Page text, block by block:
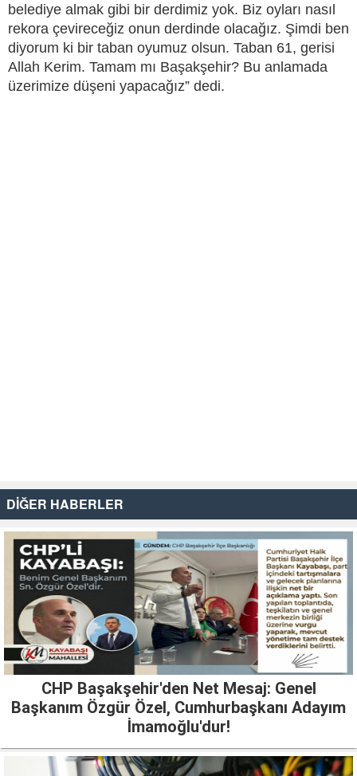
belediye almak gibi bir derdimiz yok. Biz oyları nasıl
rekora çevireceğiz onun derdinde olacağız. Şimdi ben
diyorum ki bir taban oyumuz olsun. Taban 61, gerisi
Allah Kerim. Tamam mı Başakşehir? Bu anlamada
üzerimize düşeni yapacağız” dedi.
DİĞER HABERLER
CHP Başakşehir'den Net Mesaj: Genel
Başkanım Özgür Özel, Cumhurbaşkanı Adayım
İmamoğlu'dur!